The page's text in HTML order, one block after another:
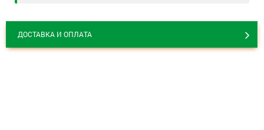
ДОСТАВКА И ОПЛАТА